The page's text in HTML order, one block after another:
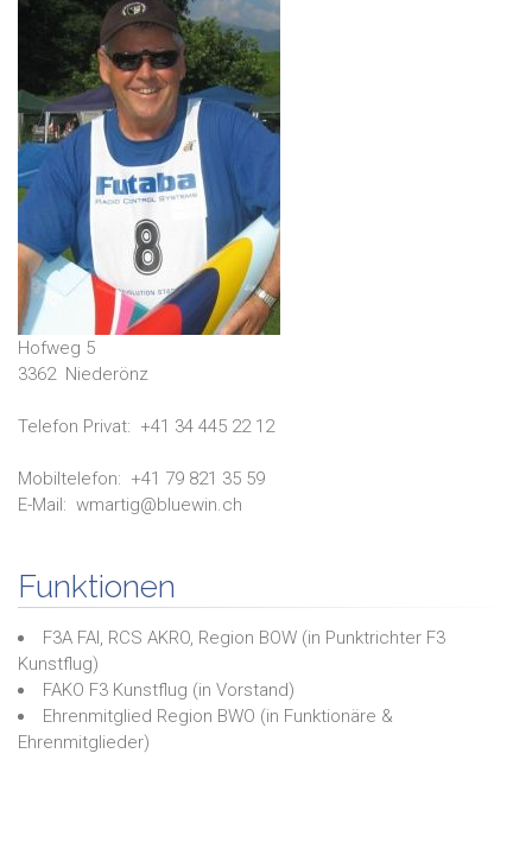
Hofweg 5
3362 Niederönz
Telefon Privat: +41 34 445 22 12
Mobiltelefon: +41 79 821 35 59
E-Mail: wmartig@bluewin.ch
Funktionen
F3A FAI, RCS AKRO, Region BOW (in Punktrichter F3
Kunstflug)
FAKO F3 Kunstflug (in Vorstand)
Ehrenmitglied Region BWO (in Funktionäre &
Ehrenmitglieder)